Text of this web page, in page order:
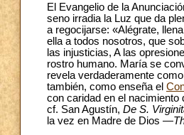
El Evangelio de la
seno irradia la Luz que da
a regocijarse: «Alégrate,
ella a todos nosotros, que
las injusticias, A las
rostro humano. María se
revela verdaderamente
también, como enseña el
con caridad en el
cf. San Agustín, De S.
la vez en Madre de Dios —